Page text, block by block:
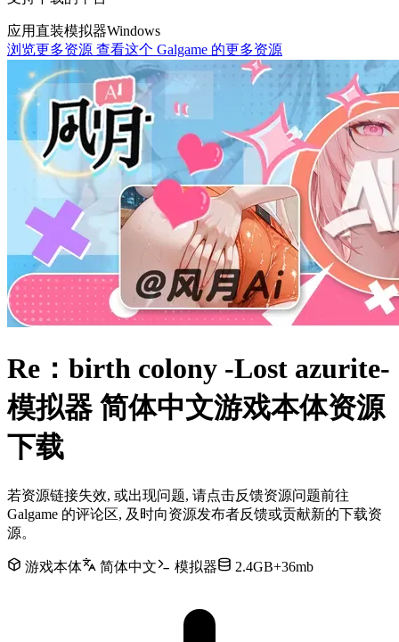
应用直装模拟器Windows
浏览更多资源 查看这个 Galgame 的更多资源
Re：birth colony -Lost azurite-
模拟器 简体中文游戏本体资源
下载
若资源链接失效, 或出现问题, 请点击反馈资源问题前往
Galgame 的评论区, 及时向资源发布者反馈或贡献新的下载资
源。
游戏本体 简体中文 模拟器 2.4GB+36mb